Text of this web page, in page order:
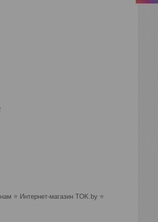
⭐️ Интернет-магазин TOK.by ⭐️